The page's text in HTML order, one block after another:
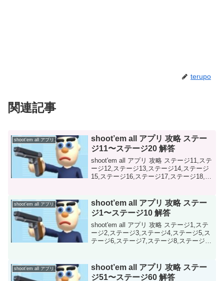
terupo
関連記事
shoot'em all アプリ
shoot’em all アプリ 攻略 ステー
ジ11〜ステージ20 解答
shoot'em all アプリ 攻略 ステージ11,ステ
ージ12,ステージ13,ステージ14,ステージ
15,ステージ16,ステージ17,ステージ18,ス
ば幸いです
shoot'em all アプリ
shoot’em all アプリ 攻略 ステー
ジ1〜ステージ10 解答
shoot'em all アプリ 攻略 ステージ1,ステ
ージ2,ステージ3,ステージ4,ステージ5,ス
テージ6,ステージ7,ステージ8,ステージ9,
shoot'em all アプリ
shoot’em all アプリ 攻略 ステー
ジ51〜ステージ60 解答